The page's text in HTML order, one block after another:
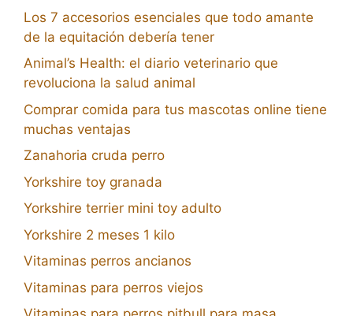
Los 7 accesorios esenciales que todo amante
de la equitación debería tener
Animal’s Health: el diario veterinario que
revoluciona la salud animal
Comprar comida para tus mascotas online tiene
muchas ventajas
Zanahoria cruda perro
Yorkshire toy granada
Yorkshire terrier mini toy adulto
Yorkshire 2 meses 1 kilo
Vitaminas perros ancianos
Vitaminas para perros viejos